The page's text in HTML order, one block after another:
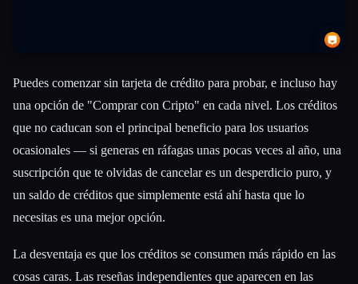
Puedes comenzar sin tarjeta de crédito para probar, e incluso hay
una opción de "Comprar con Cripto" en cada nivel. Los créditos
que no caducan son el principal beneficio para los usuarios
ocasionales — si generas en ráfagas unas pocas veces al año, una
suscripción que te olvidas de cancelar es un desperdicio puro, y
un saldo de créditos que simplemente está ahí hasta que lo
necesitas es una mejor opción.
La desventaja es que los créditos se consumen más rápido en las
cosas caras. Las reseñas independientes que aparecen en las